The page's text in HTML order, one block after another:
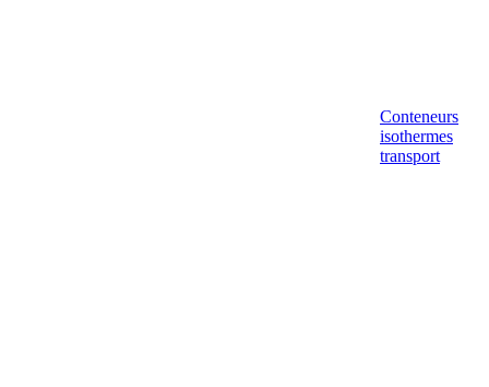
Conteneurs
isothermes
transport